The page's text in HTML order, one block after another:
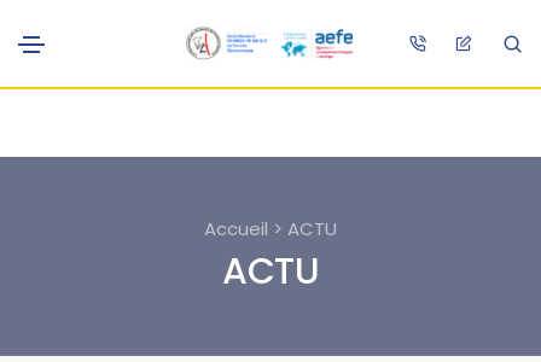
Accueil > ACTU
ACTU